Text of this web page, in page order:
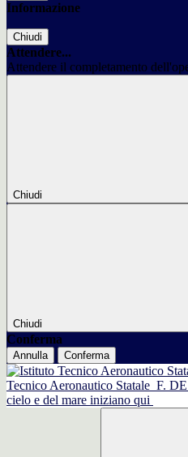
Informazione
Chiudi
Attendere...
Attendere il completamento
Chiudi
Chiudi
Conferma
Annulla Conferma
Tecnico Aeronautico Statale F.
cielo e del mare iniziano qui